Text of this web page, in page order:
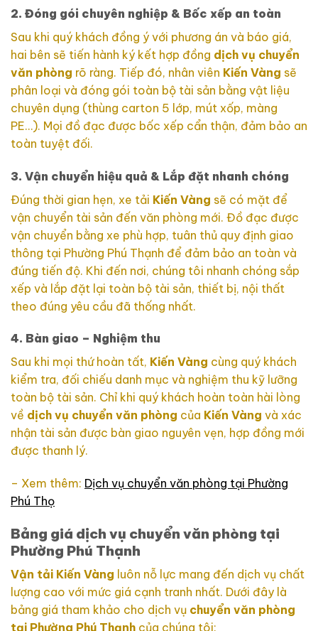
2. Đóng gói chuyên nghiệp & Bốc xếp an toàn
Sau khi quý khách đồng ý với phương án và báo giá,
hai bên sẽ tiến hành ký kết hợp đồng dịch vụ chuyển
văn phòng rõ ràng. Tiếp đó, nhân viên Kiến Vàng sẽ
phân loại và đóng gói toàn bộ tài sản bằng vật liệu
chuyên dụng (thùng carton 5 lớp, mút xốp, màng
PE…). Mọi đồ đạc được bốc xếp cẩn thận, đảm bảo an
toàn tuyệt đối.
3. Vận chuyển hiệu quả & Lắp đặt nhanh chóng
Đúng thời gian hẹn, xe tải Kiến Vàng sẽ có mặt để
vận chuyển tài sản đến văn phòng mới. Đồ đạc được
vận chuyển bằng xe phù hợp, tuân thủ quy định giao
thông tại Phường Phú Thạnh để đảm bảo an toàn và
đúng tiến độ. Khi đến nơi, chúng tôi nhanh chóng sắp
xếp và lắp đặt lại toàn bộ tài sản, thiết bị, nội thất
theo đúng yêu cầu đã thống nhất.
4. Bàn giao – Nghiệm thu
Sau khi mọi thứ hoàn tất, Kiến Vàng cùng quý khách
kiểm tra, đối chiếu danh mục và nghiệm thu kỹ lưỡng
toàn bộ tài sản. Chỉ khi quý khách hoàn toàn hài lòng
về dịch vụ chuyển văn phòng của Kiến Vàng và xác
nhận tài sản được bàn giao nguyên vẹn, hợp đồng mới
được thanh lý.
– Xem thêm: Dịch vụ chuyển văn phòng tại Phường
Phú Thọ
Bảng giá dịch vụ chuyển văn phòng tại
Phường Phú Thạnh
Vận tải Kiến Vàng luôn nỗ lực mang đến dịch vụ chất
lượng cao với mức giá cạnh tranh nhất. Dưới đây là
bảng giá tham khảo cho dịch vụ chuyển văn phòng
tại Phường Phú Thạnh của chúng tôi: